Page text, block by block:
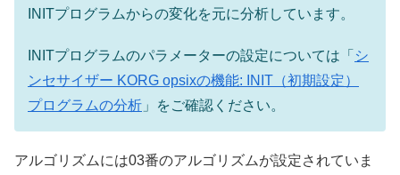
INITプログラムからの変化を元に分析しています。
INITプログラムのパラメーターの設定については「 シ
ンセサイザー KORG opsixの機能: INIT（初期設定）
プログラムの分析 」をご確認ください。
アルゴリズムには03番のアルゴリズムが設定されていま